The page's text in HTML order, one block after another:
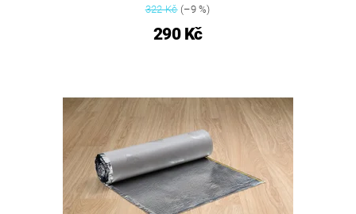
322 Kč(–9 %)
290 Kč